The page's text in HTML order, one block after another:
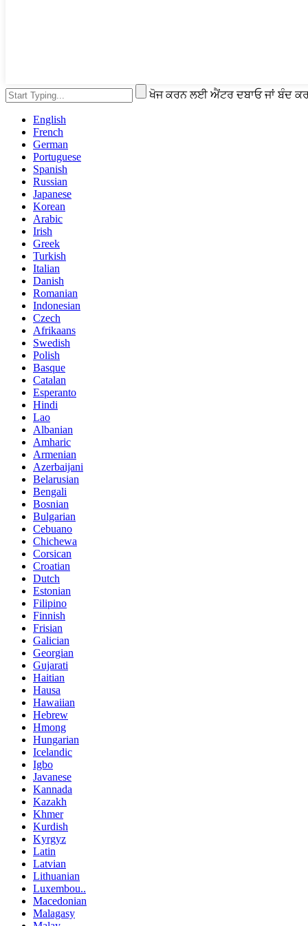
ਖੋਜ ਕਰਨ ਲਈ ਐਂਟਰ ਦਬਾਓ ਜਾਂ ਬੰਦ
English
French
German
Portuguese
Spanish
Russian
Japanese
Korean
Arabic
Irish
Greek
Turkish
Italian
Danish
Romanian
Indonesian
Czech
Afrikaans
Swedish
Polish
Basque
Catalan
Esperanto
Hindi
Lao
Albanian
Amharic
Armenian
Azerbaijani
Belarusian
Bengali
Bosnian
Bulgarian
Cebuano
Chichewa
Corsican
Croatian
Dutch
Estonian
Filipino
Finnish
Frisian
Galician
Georgian
Gujarati
Haitian
Hausa
Hawaiian
Hebrew
Hmong
Hungarian
Icelandic
Igbo
Javanese
Kannada
Kazakh
Khmer
Kurdish
Kyrgyz
Latin
Latvian
Lithuanian
Luxembou..
Macedonian
Malagasy